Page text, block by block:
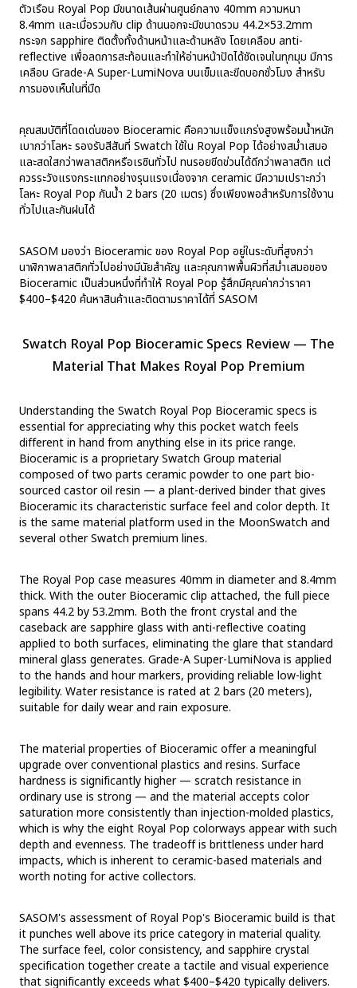
ตัวเรือน Royal Pop มีขนาดเส้นผ่านศูนย์กลาง 40mm ความหนา
8.4mm และเมื่อรวมกับ clip ด้านนอกจะมีขนาดรวม 44.2×53.2mm
กระจก sapphire ติดตั้งทั้งด้านหน้าและด้านหลัง โดยเคลือบ anti-
reflective เพื่อลดการสะท้อนและทำให้อ่านหน้าปัดได้ชัดเจนในทุกมุม มีการ
เคลือบ Grade-A Super-LumiNova บนเข็มและขีดบอกชั่วโมง สำหรับ
การมองเห็นในที่มืด
คุณสมบัติที่โดดเด่นของ Bioceramic คือความแข็งแกร่งสูงพร้อมน้ำหนัก
เบากว่าโลหะ รองรับสีสันที่ Swatch ใช้ใน Royal Pop ได้อย่างสม่ำเสมอ
และสดใสกว่าพลาสติกหรือเรซินทั่วไป ทนรอยขีดข่วนได้ดีกว่าพลาสติก แต่
ควรระวังแรงกระแทกอย่างรุนแรงเนื่องจาก ceramic มีความเปราะกว่า
โลหะ Royal Pop กันน้ำ 2 bars (20 เมตร) ซึ่งเพียงพอสำหรับการใช้งาน
ทั่วไปและกันฝนได้
SASOM มองว่า Bioceramic ของ Royal Pop อยู่ในระดับที่สูงกว่า
นาฬิกาพลาสติกทั่วไปอย่างมีนัยสำคัญ และคุณภาพพื้นผิวที่สม่ำเสมอของ
Bioceramic เป็นส่วนหนึ่งที่ทำให้ Royal Pop รู้สึกมีคุณค่ากว่าราคา
$400–$420 ค้นหาสินค้าและติดตามราคาได้ที่ SASOM
Swatch Royal Pop Bioceramic Specs Review — The
Material That Makes Royal Pop Premium
Understanding the Swatch Royal Pop Bioceramic specs is
essential for appreciating why this pocket watch feels
different in hand from anything else in its price range.
Bioceramic is a proprietary Swatch Group material
composed of two parts ceramic powder to one part bio-
sourced castor oil resin — a plant-derived binder that gives
Bioceramic its characteristic surface feel and color depth. It
is the same material platform used in the MoonSwatch and
several other Swatch premium lines.
The Royal Pop case measures 40mm in diameter and 8.4mm
thick. With the outer Bioceramic clip attached, the full piece
spans 44.2 by 53.2mm. Both the front crystal and the
caseback are sapphire glass with anti-reflective coating
applied to both surfaces, eliminating the glare that standard
mineral glass generates. Grade-A Super-LumiNova is applied
to the hands and hour markers, providing reliable low-light
legibility. Water resistance is rated at 2 bars (20 meters),
suitable for daily wear and rain exposure.
The material properties of Bioceramic offer a meaningful
upgrade over conventional plastics and resins. Surface
hardness is significantly higher — scratch resistance in
ordinary use is strong — and the material accepts color
saturation more consistently than injection-molded plastics,
which is why the eight Royal Pop colorways appear with such
depth and evenness. The tradeoff is brittleness under hard
impacts, which is inherent to ceramic-based materials and
worth noting for active collectors.
SASOM's assessment of Royal Pop's Bioceramic build is that
it punches well above its price category in material quality.
The surface feel, color consistency, and sapphire crystal
specification together create a tactile and visual experience
that significantly exceeds what $400–$420 typically delivers.